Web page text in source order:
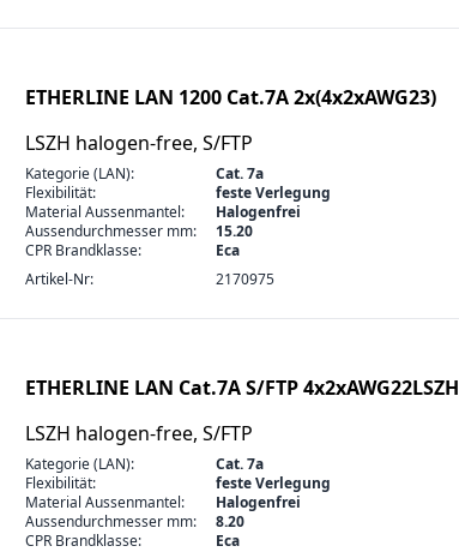
ETHERLINE LAN 1200 Cat.7A 2x(4x2xAWG23)
LSZH halogen-free, S/FTP
Kategorie (LAN):
Cat. 7a
Flexibilität:
feste Verlegung
Material Aussenmantel:
Halogenfrei
Aussendurchmesser mm:
15.20
CPR Brandklasse:
Eca
Artikel-Nr:
2170975
ETHERLINE LAN Cat.7A S/FTP 4x2xAWG22LSZH
LSZH halogen-free, S/FTP
Kategorie (LAN):
Cat. 7a
Flexibilität:
feste Verlegung
Material Aussenmantel:
Halogenfrei
Aussendurchmesser mm:
8.20
CPR Brandklasse:
Eca